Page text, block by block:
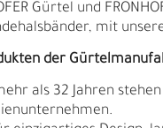
Gürtel und
mit
der
als 32 Jahren